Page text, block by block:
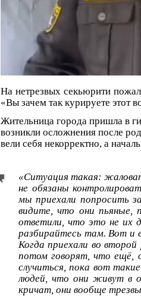
На нетрезвых секьюрити
«Вы зачем так курируете этот
Жительница города пришла в
возникли осложнения после
вели себя некорректно, а
«Ситуация такая:
не обязаны
мы приехали попросить
видите, что они пьяные,
ответили, что это не их
разбирайтесь там. Вот и
Когда приехали во
потом говорят, что ещё,
случиться, пока вот
людей, что они живут в
кричат, они вообще